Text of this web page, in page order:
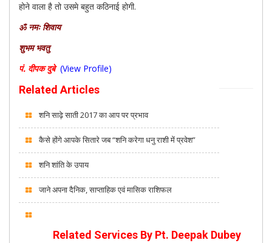
होने वाला है तो उसमे बहुत कठिनाई होगी.
ॐ नमः शिवाय
शुभम भवतु
पं. दीपक दुबे (View Profile)
Related Articles
शनि साढ़े साती 2017 का आप पर प्रभाव
कैसे होंगे आपके सितारे जब “शनि करेगा धनु राशी में प्रवेश”
शनि शांति के उपाय
जाने अपना दैनिक, साप्ताहिक एवं मासिक राशिफल
Related Services By Pt. Deepak Dubey